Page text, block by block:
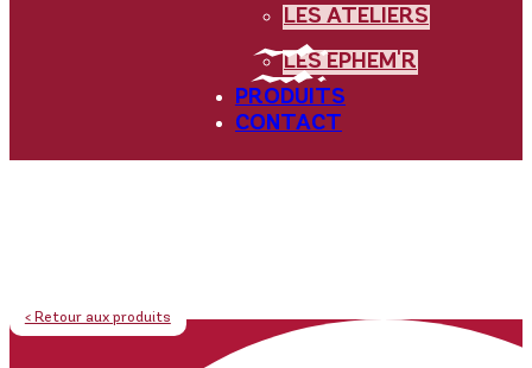
LES ATELIERS
LES EPHEM'R
PRODUITS
CONTACT
< Retour aux produits